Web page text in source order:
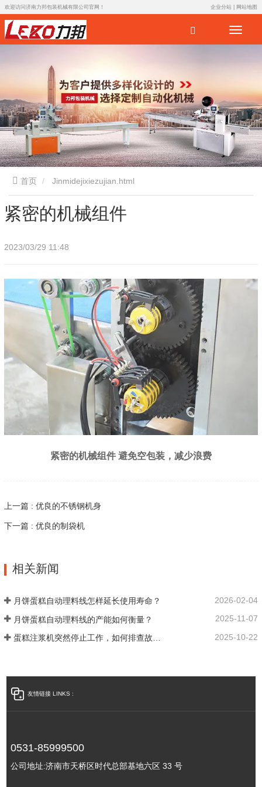
欢迎访问济南力邦包装机械有限公司官网！ 企业分站 网站地图
首页 Jinmidejixiezujian.html
紧密的机械组件
2023/03/29 11:48
紧密的机械组件 避免空包装，减少浪费
上一篇 : 优良的不锈钢机身
下一篇 : 优良的制袋机
相关新闻
月饼蛋糕自动理料线怎样延长使用寿命？ 2026-02-04
月饼蛋糕自动理料线的产能如何衡量？ 2025-11-07
2025-10-22
友情链接 LINKS :
0531-85999500
公司地址:济南市天桥区时代总部基地六区 33 号